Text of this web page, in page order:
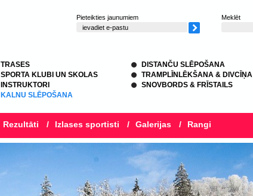
Pieteikties jaunumiem Meklēt
TRASES
SPORTA KLUBI UN SKOLAS
INSTRUKTORI
KALNU SLĒPOŠANA
DISTANČU SLĒPOŠANA
TRAMPLĪNLĒKŠANA & DIVCĪŅA
SNOVBORDS & FRĪSTAILS
Rezultāti / Izlases sportisti / Galerijas / Rangi